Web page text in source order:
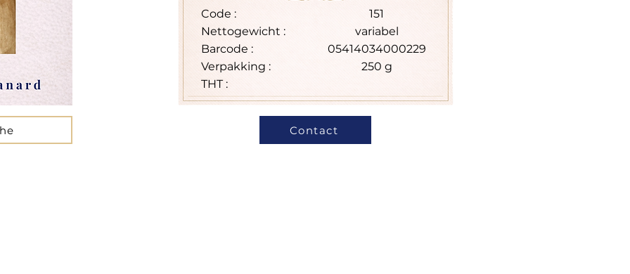
Code :
Nettogewicht :
Barcode :
Verpakking :
THT :
151
variabel
05414034000229
250 g
Contact